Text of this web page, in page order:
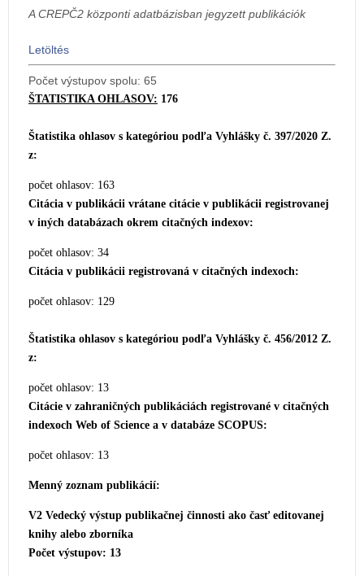
A CREPČ2 központi adatbázisban jegyzett publikációk
Letöltés
Počet výstupov spolu: 65
ŠTATISTIKA OHLASOV: 176
Štatistika ohlasov s kategóriou podľa Vyhlášky č. 397/2020 Z.
z:
počet ohlasov: 163
Citácia v publikácii vrátane citácie v publikácii registrovanej
v iných databázach okrem citačných indexov:
počet ohlasov: 34
Citácia v publikácii registrovaná v citačných indexoch:
počet ohlasov: 129
Štatistika ohlasov s kategóriou podľa Vyhlášky č. 456/2012 Z.
z:
počet ohlasov: 13
Citácie v zahraničných publikáciách registrované v citačných
indexoch Web of Science a v databáze SCOPUS:
počet ohlasov: 13
Menný zoznam publikácií:
V2 Vedecký výstup publikačnej činnosti ako časť editovanej
knihy alebo zborníka
Počet výstupov: 13